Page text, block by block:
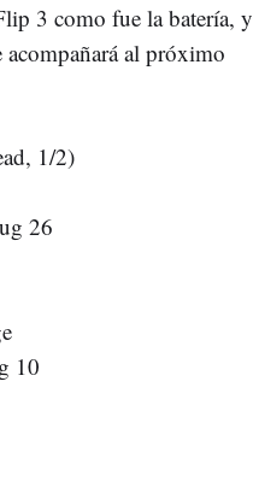
3 como fue la batería, y
acompañará al próximo
1/2)
26
10